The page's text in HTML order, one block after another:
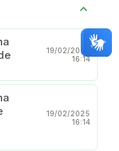
19/02/2025
16:14
19/02/2025
16:14